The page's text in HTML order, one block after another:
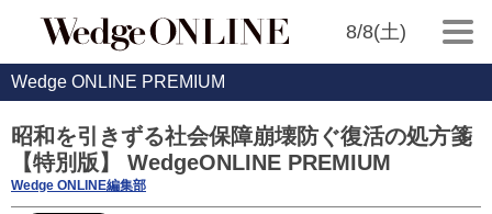
8/8(土)
Wedge ONLINE PREMIUM
昭和を引きずる社会保障崩壊防ぐ復活の処方箋
【特別版】 WedgeONLINE PREMIUM
Wedge ONLINE編集部